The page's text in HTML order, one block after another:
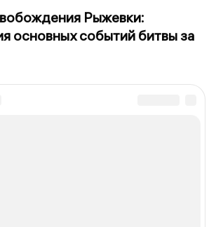
Рыжевки:
основных событий битвы за